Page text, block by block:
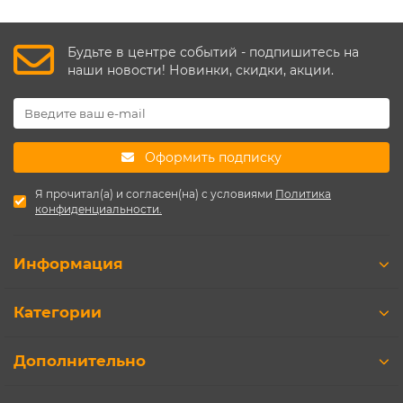
Будьте в центре событий - подпишитесь на
наши новости! Новинки, скидки, акции.
Оформить подписку
Я прочитал(а) и согласен(на) с условиями Политика
конфиденциальности.
Информация
Категории
Дополнительно